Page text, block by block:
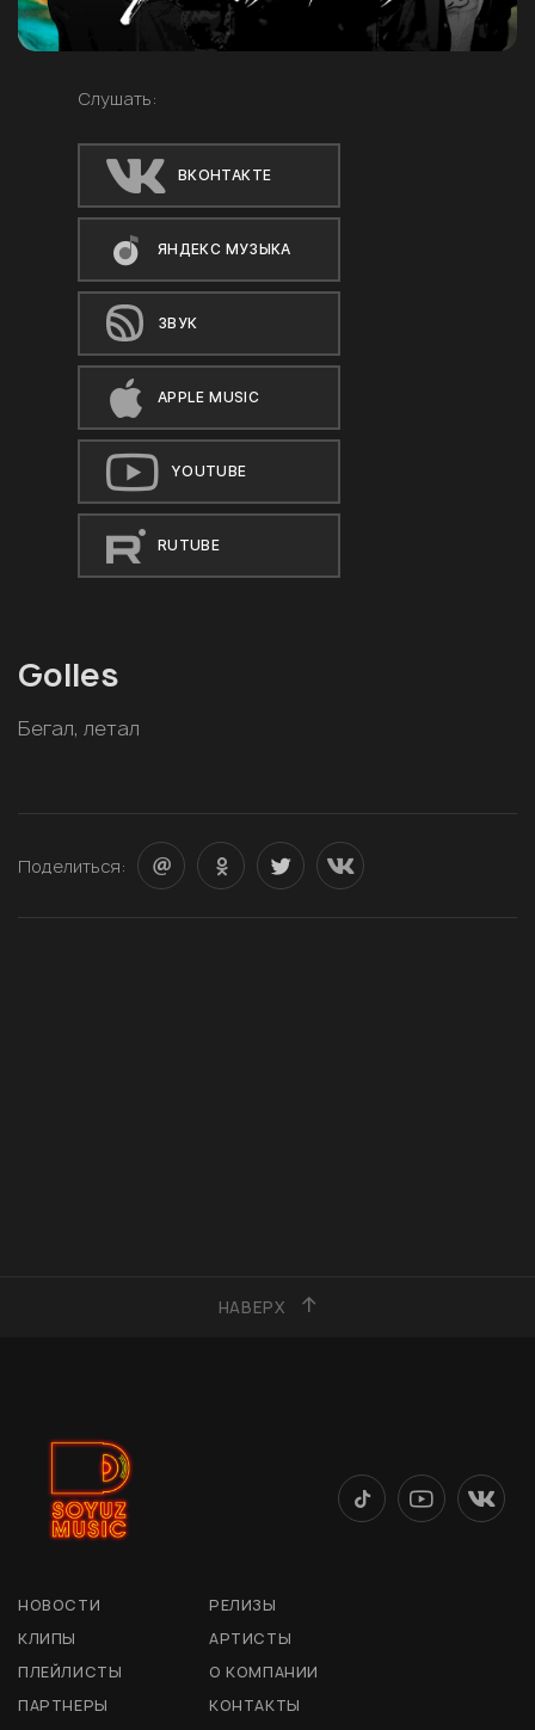
Слушать:
ВКОНТАКТЕ
ЯНДЕКС МУЗЫКА
ЗВУК
APPLE MUSIC
YOUTUBE
RUTUBE
Golles
Бегал, летал
Поделиться:
НАВЕРХ
НОВОСТИ
РЕЛИЗЫ
КЛИПЫ
АРТИСТЫ
ПЛЕЙЛИСТЫ
О КОМПАНИИ
ПАРТНЕРЫ
КОНТАКТЫ